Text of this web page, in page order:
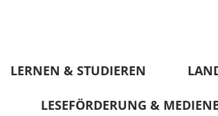
LERNEN & STUDIEREN
LESEFÖRDERUNG &